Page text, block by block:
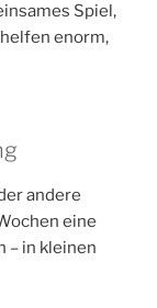
Spiel,
enorm,
andere
eine
– in kleinen